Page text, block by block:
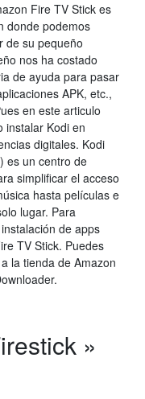
Fire TV Stick es
donde podemos
de su pequeño
nos ha costado
de ayuda para pasar
APK, etc.,
en este articulo
instalar Kodi en
digitales. Kodi
es un centro de
simplificar el acceso
hasta películas e
lugar. Para
de apps
TV Stick. Puedes
la tienda de Amazon
»